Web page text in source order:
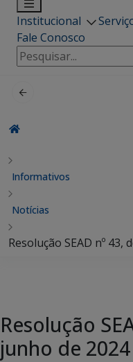
Institucional
Fale Conosco
Pesquisar
por:
Informativos
Notícias
Resolução SEAD nº 43,
Resolução
junho de 2024